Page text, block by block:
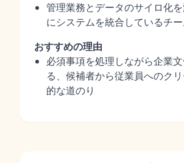
管理業務とデータのサイロ化
にシステムを統合しているチ
おすすめの理由
必須事項を処理しながら企業
る、候補者から従業員へのク
的な道のり